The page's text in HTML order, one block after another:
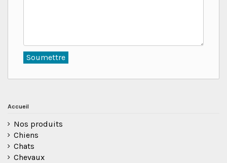
Accueil
Nos produits
Chiens
Chats
Chevaux